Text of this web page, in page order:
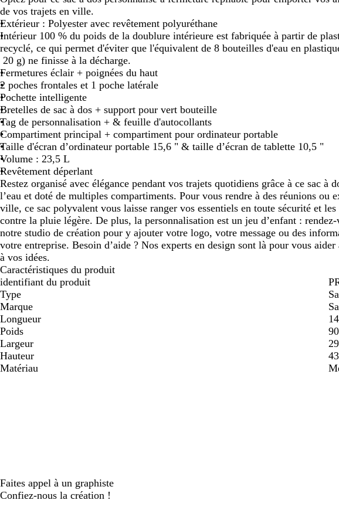
défiler
de vos trajets en ville.
Extérieur : Polyester avec revêtement polyuréthane
Intérieur 100 % du poids de la doublure intérieure est fabriquée à partir de
recyclé, ce qui permet d'éviter que l'équivalent de 8 bouteilles d'eau en
20 g) ne finisse à la décharge.
Fermetures éclair + poignées du haut
2 poches frontales et 1 poche latérale
Pochette intelligente
Bretelles de sac à dos + support pour vert bouteille
Tag de personnalisation + & feuille d'autocollants
Compartiment principal + compartiment pour ordinateur portable
Taille d'écran d’ordinateur portable 15,6 " & taille d’écran de tablette 10,5 "
Volume : 23,5 L
Revêtement déperlant
Restez organisé avec élégance pendant vos trajets quotidiens grâce à ce sac à
l’eau et doté de multiples compartiments. Pour vous rendre à des réunions ou
ville, ce sac polyvalent vous laisse ranger vos essentiels en toute sécurité et les
contre la pluie légère. De plus, la personnalisation est un jeu d’enfant : rendez-
notre studio de création pour y ajouter votre logo, votre message ou des
votre entreprise. Besoin d’aide ? Nos experts en design sont là pour vous
à vos idées.
Caractéristiques du produit
identifiant du produit
Type
Marque
Longueur
Poids
Largeur
Hauteur
Matériau
Faites appel à un graphiste
Confiez-nous la création !